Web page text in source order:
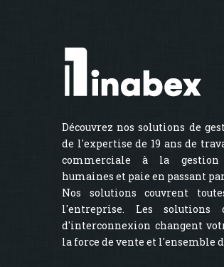
Découvrez nos solutions de
de l'expertise de 19 ans de
commerciale à la gestion
humaines et paie en passant
Nos solutions couvrent
l'entreprise. Les
d'interconnexion changent
la force de vente et l'ensemble